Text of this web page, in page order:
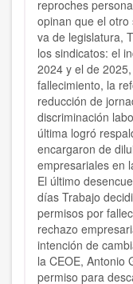
reproches
opinan que el
va de legislatura,
los sindicatos: el
2024 y el de
fallecimiento, la
reducción de
discriminación
última logró
encargaron de
empresariales en
El último
días Trabajo
permisos por
rechazo
intención de
la CEOE, Antonio
permiso para